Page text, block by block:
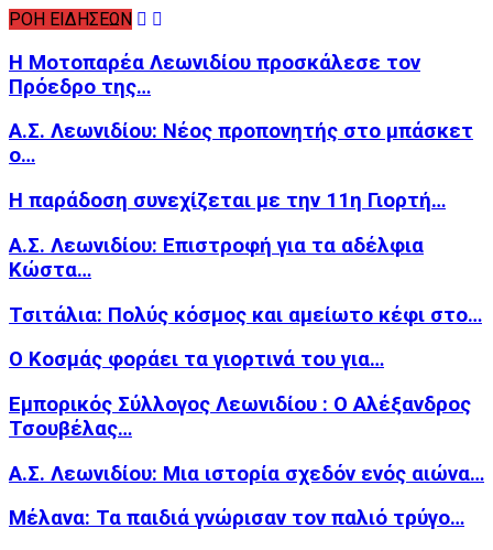
ΡΟΗ ΕΙΔΗΣΕΩΝ
Η Μοτοπαρέα Λεωνιδίου προσκάλεσε τον
Πρόεδρο της…
Α.Σ. Λεωνιδίου: Νέος προπονητής στο μπάσκετ
ο…
Η παράδοση συνεχίζεται με την 11η Γιορτή…
Α.Σ. Λεωνιδίου: Επιστροφή για τα αδέλφια
Κώστα…
Τσιτάλια: Πολύς κόσμος και αμείωτο κέφι στο…
Ο Κοσμάς φοράει τα γιορτινά του για…
Εμπορικός Σύλλογος Λεωνιδίου : Ο Αλέξανδρος
Τσουβέλας…
Α.Σ. Λεωνιδίου: Μια ιστορία σχεδόν ενός αιώνα…
Μέλανα: Τα παιδιά γνώρισαν τον παλιό τρύγο…